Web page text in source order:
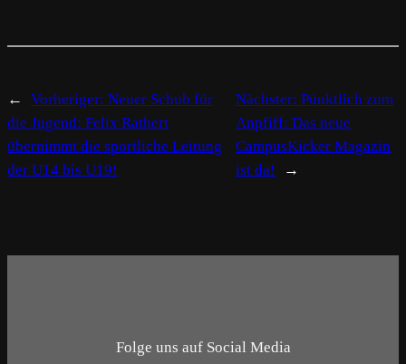
← Vorheriger: Neuer Schub für
die Jugend: Felix Rathert
übernimmt die sportliche Leitung
der U14 bis U19!
Nächster:Pünktlich zum
Anpfiff: Das neue
CampusKicker Magazin
ist da!
→
Folge uns auf Social Media